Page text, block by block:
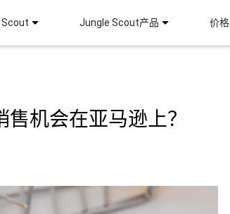
Scout Jungle Scout产品 价格
机会在亚马逊上？